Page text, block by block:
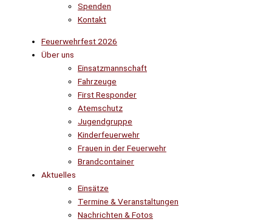
Spenden
Kontakt
Feuerwehrfest 2026
Über uns
Einsatzmannschaft
Fahrzeuge
First Responder
Atemschutz
Jugendgruppe
Kinderfeuerwehr
Frauen in der Feuerwehr
Brandcontainer
Aktuelles
Einsätze
Termine & Veranstaltungen
Nachrichten & Fotos